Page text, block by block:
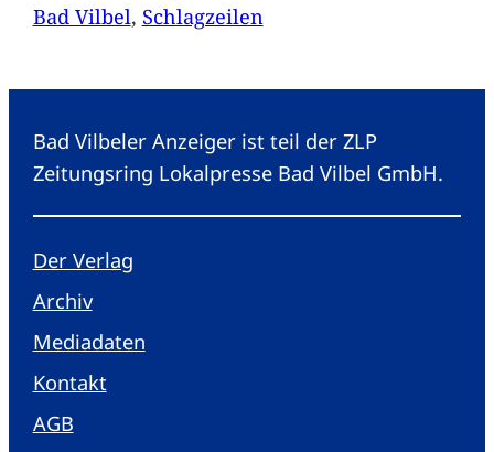
Bad Vilbel, Schlagzeilen
Bad Vilbeler Anzeiger ist teil der ZLP
Zeitungsring Lokalpresse Bad Vilbel GmbH.
Der Verlag
Archiv
Mediadaten
Kontakt
AGB